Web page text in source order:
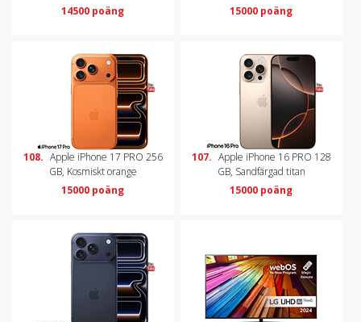
14500 poäng
15000 poäng
108. Apple iPhone 17 PRO 256
GB, Kosmiskt orange
15000 poäng
107. Apple iPhone 16 PRO 128
GB, Sandfärgad titan
15000 poäng